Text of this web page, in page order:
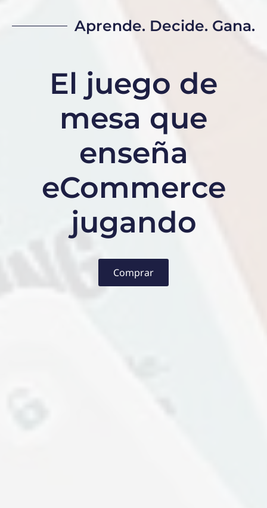
Aprende. Decide. Gana.
El juego de
mesa que
enseña
eCommerce
jugando
Comprar